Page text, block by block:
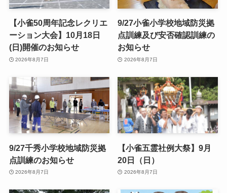
【小雀50周年記念レクリエ
ーション大会】10月18日
(日)開催のお知らせ
2026年8月7日
9/27小雀小学校地域防災拠
点訓練及び安否確認訓練の
お知らせ
2026年8月7日
9/27千秀小学校地域防災拠
点訓練のお知らせ
2026年8月7日
【小雀五霊社例大祭】9月
20日（日）
2026年8月7日